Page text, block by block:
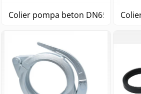
Colier pompa beton DN65 3"